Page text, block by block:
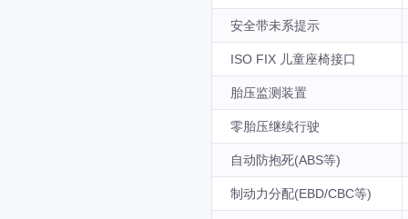
安全带未系提示
ISO FIX 儿童座椅接口
胎压监测装置
零胎压继续行驶
自动防抱死(ABS等)
制动力分配(EBD/CBC等)